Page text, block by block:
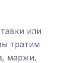
или
тратим
маржи,